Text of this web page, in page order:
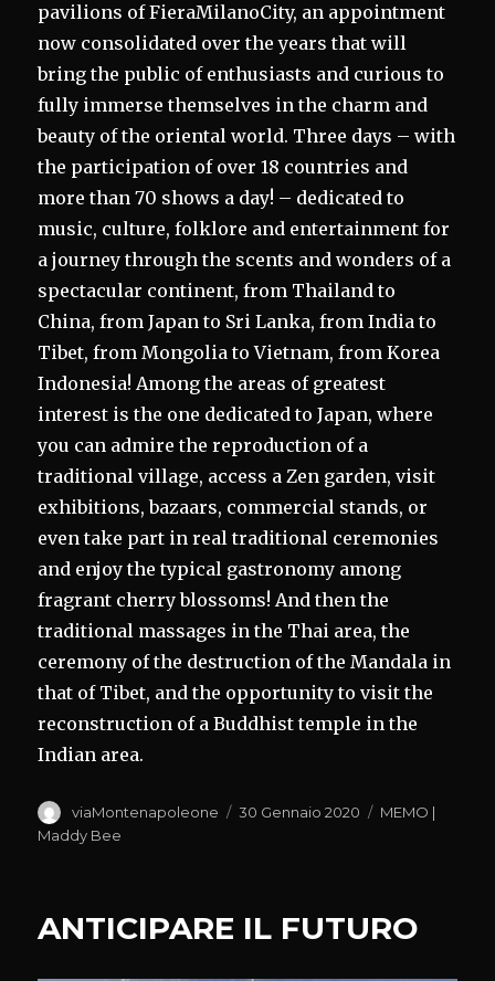
pavilions of FieraMilanoCity, an appointment
now consolidated over the years that will
bring the public of enthusiasts and curious to
fully immerse themselves in the charm and
beauty of the oriental world. Three days – with
the participation of over 18 countries and
more than 70 shows a day! – dedicated to
music, culture, folklore and entertainment for
a journey through the scents and wonders of a
spectacular continent, from Thailand to
China, from Japan to Sri Lanka, from India to
Tibet, from Mongolia to Vietnam, from Korea
Indonesia! Among the areas of greatest
interest is the one dedicated to Japan, where
you can admire the reproduction of a
traditional village, access a Zen garden, visit
exhibitions, bazaars, commercial stands, or
even take part in real traditional ceremonies
and enjoy the typical gastronomy among
fragrant cherry blossoms! And then the
traditional massages in the Thai area, the
ceremony of the destruction of the Mandala in
that of Tibet, and the opportunity to visit the
reconstruction of a Buddhist temple in the
Indian area.
Autore
viaMontenapoleone
Pubblicato
30 Gennaio 2020 Categorie
MEMO |
Maddy Bee
ANTICIPARE IL FUTURO